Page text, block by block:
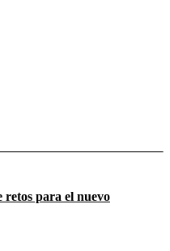
retos para el nuevo